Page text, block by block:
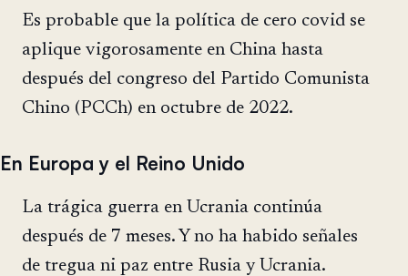
Es probable que la política de cero covid se
aplique vigorosamente en China hasta
después del congreso del Partido Comunista
Chino (PCCh) en octubre de 2022.
En Europa y el Reino Unido
La trágica guerra en Ucrania continúa
después de 7 meses. Y no ha habido señales
de tregua ni paz entre Rusia y Ucrania.